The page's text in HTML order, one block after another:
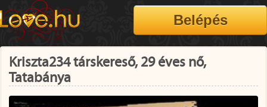
Kriszta234 társkereső, 29 éves nő,
Tatabánya